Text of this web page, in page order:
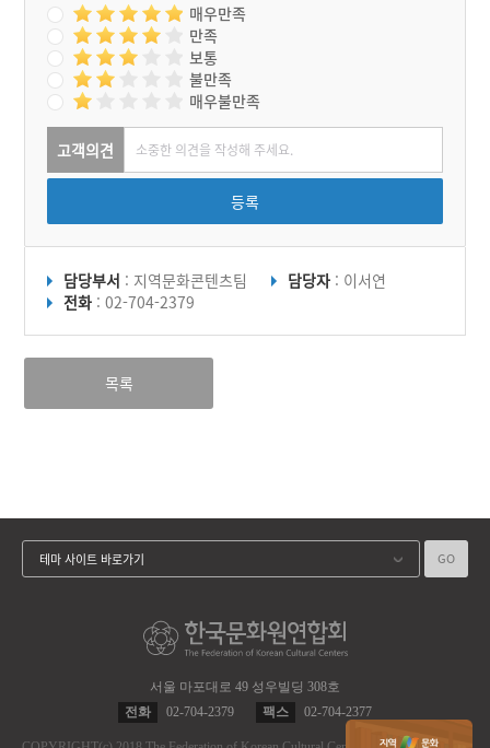
매우만족
만족
보통
불만족
매우불만족
고객의견
등록
담당부서 : 지역문화콘텐츠팀 담당자 : 이서연
전화 : 02-704-2379
목록
서울 마포대로 49 성우빌딩 308호
전화
02-704-2379 팩스 02-704-2377
테마 사이트 바로가기 GO